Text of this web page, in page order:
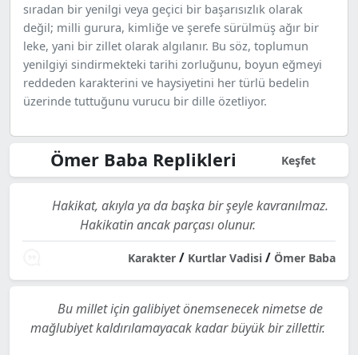
sıradan bir yenilgi veya geçici bir başarısızlık olarak
değil; milli gurura, kimliğe ve şerefe sürülmüş ağır bir
leke, yani bir zillet olarak algılanır. Bu söz, toplumun
yenilgiyi sindirmekteki tarihi zorluğunu, boyun eğmeyi
reddeden karakterini ve haysiyetini her türlü bedelin
üzerinde tuttuğunu vurucu bir dille özetliyor.
Ömer Baba Replikleri Keşfet
Hakikat, akıyla ya da başka bir şeyle kavranılmaz.
Hakikatin ancak parçası olunur.
Karakter / Kurtlar Vadisi / Ömer Baba
Bu millet için galibiyet önemsenecek nimetse de
mağlubiyet kaldırılamayacak kadar büyük bir zillettir.